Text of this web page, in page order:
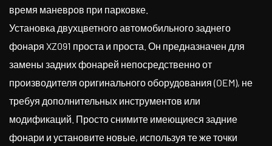
время маневров при парковке.
Установка двухцветного автомобильного заднего
фонаря XZ091 проста и проста. Он предназначен для
замены задних фонарей непосредственно от
производителя оригинального оборудования (OEM), не
требуя дополнительных инструментов или
модификаций. Просто снимите имеющиеся задние
фонари и установите новые, используя те же точки